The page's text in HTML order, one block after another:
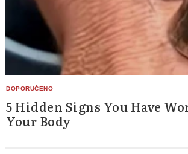
5 Hidden Signs You Have
Your Body